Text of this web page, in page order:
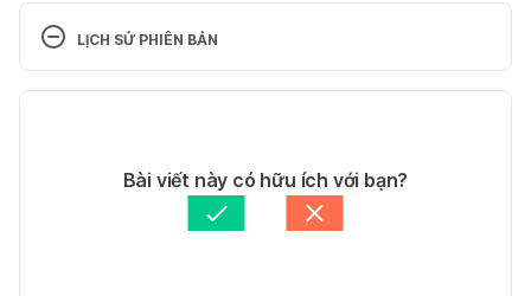
https://www.mayoclinic.org/tests-procedures/lasik-
eye-surgery/about/pac-20384774 Ngày truy cập:
https://www.aao.org/eye-health/treatments/lasik
Ngày truy cập: 22/09/2023
LỊCH SỬ PHIÊN BẢN
Tác giả: An Yên
Tham vấn y khoa: Bác sĩ Nguyễn Thường Hanh
Lương Lan
Bài viết này có hữu ích với bạn?